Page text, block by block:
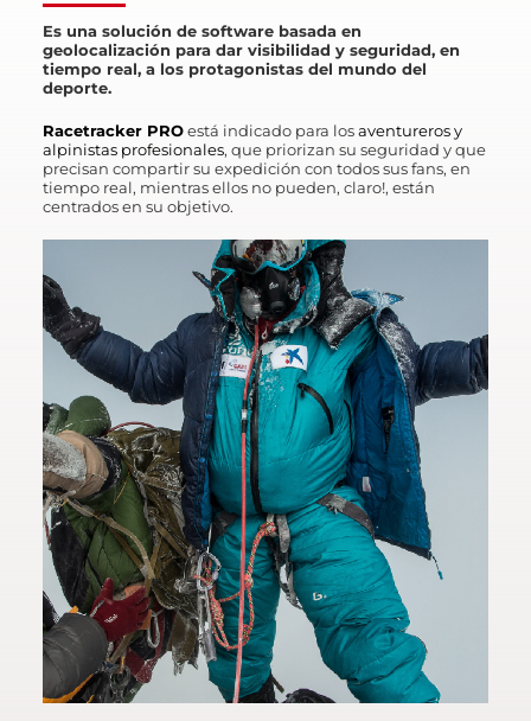
Es una solución de software basada en
geolocalización para dar visibilidad y seguridad, en
tiempo real, a los protagonistas del mundo del
deporte.
Racetracker PROestá indicado para losaventureros y
alpinistas profesionales, que priorizan su seguridad y que
precisan compartir su expedición con todos sus fans, en
tiempo real, mientras ellos no pueden, claro!, están
centrados en su objetivo.